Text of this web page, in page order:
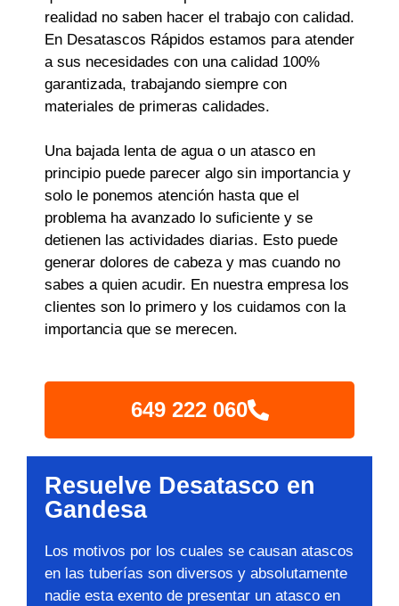
realidad no saben hacer el trabajo con calidad.
En Desatascos Rápidos estamos para atender
a sus necesidades con una calidad 100%
garantizada, trabajando siempre con
materiales de primeras calidades.
Una bajada lenta de agua o un atasco en
principio puede parecer algo sin importancia y
solo le ponemos atención hasta que el
problema ha avanzado lo suficiente y se
detienen las actividades diarias. Esto puede
generar dolores de cabeza y mas cuando no
sabes a quien acudir. En nuestra empresa los
clientes son lo primero y los cuidamos con la
importancia que se merecen.
649 222 060
Resuelve Desatasco en
Gandesa
Los motivos por los cuales se causan atascos
en las tuberías son diversos y absolutamente
nadie esta exento de presentar un atasco en